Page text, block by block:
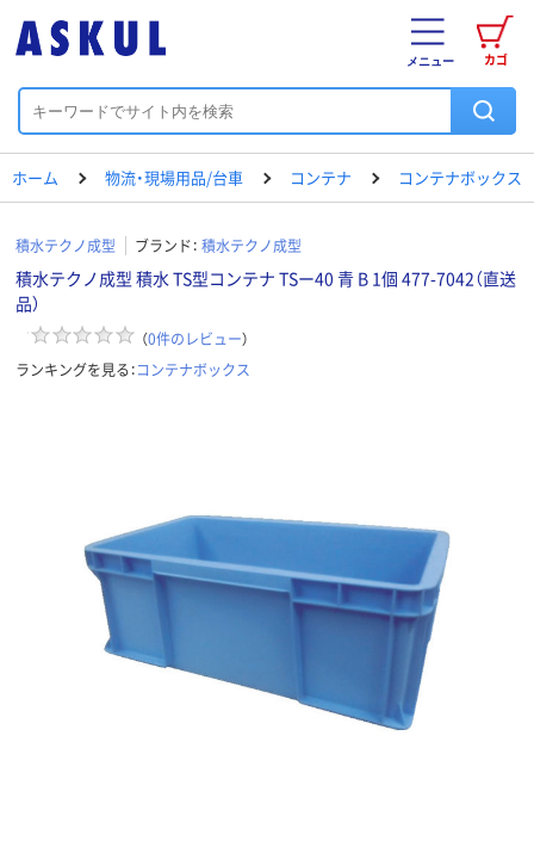
カゴ
メニュー
ホーム 物流・現場用品/台車 コンテナ コンテナボックス
積水テクノ成型 ブランド： 積水テクノ成型
積水テクノ成型 積水 TS型コンテナ TSー40 青 B 1個 477-7042（直送
品）
（0件のレビュー）
ランキングを見る：コンテナボックス